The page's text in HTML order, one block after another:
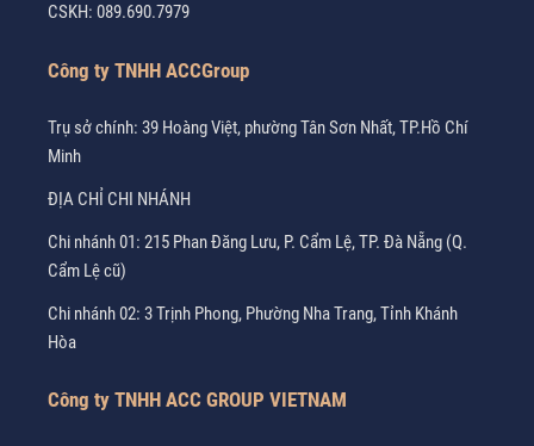
CSKH: 089.690.7979
Công ty TNHH ACCGroup
Trụ sở chính: 39 Hoàng Việt, phường Tân Sơn Nhất, TP.Hồ Chí
Minh
ĐỊA CHỈ CHI NHÁNH
Chi nhánh 01: 215 Phan Đăng Lưu, P. Cẩm Lệ, TP. Đà Nẵng (Q.
Cẩm Lệ cũ)
Chi nhánh 02: 3 Trịnh Phong, Phường Nha Trang, Tỉnh Khánh
Hòa
Công ty TNHH ACC GROUP VIETNAM